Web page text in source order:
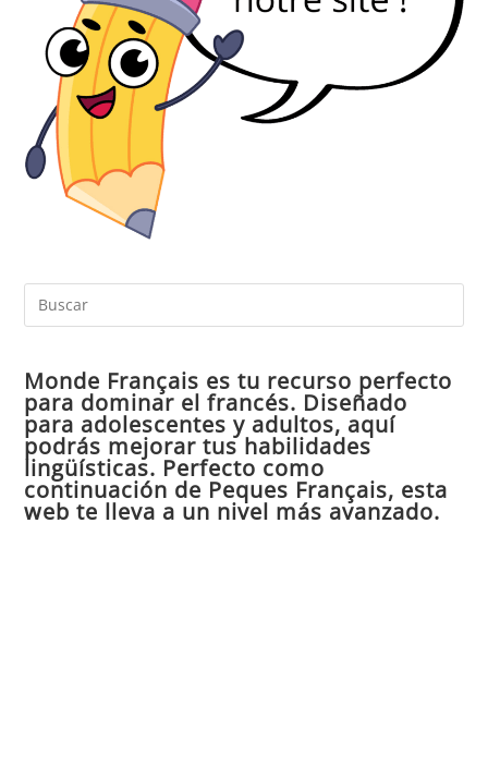
Monde Français es tu recurso perfecto
para dominar el francés. Diseñado
para adolescentes y adultos, aquí
podrás mejorar tus habilidades
lingüísticas. Perfecto como
continuación de Peques Français, esta
web te lleva a un nivel más avanzado.